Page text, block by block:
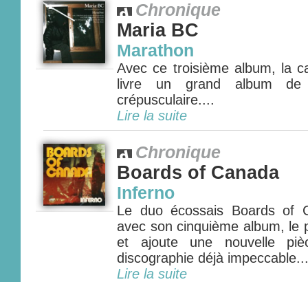
Chronique
Maria BC
Marathon
Avec ce troisième album, la
livre un grand album
crépusculaire....
Lire la suite
Chronique
Boards of Canada
Inferno
Le duo écossais Boards of
avec son cinquième album, le
et ajoute une nouvelle
discographie déjà
Lire la suite